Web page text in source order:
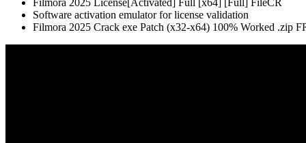
Software activation emulator for license validation
Filmora 2025 Crack exe Patch (x32-x64) 100% Worked .zip